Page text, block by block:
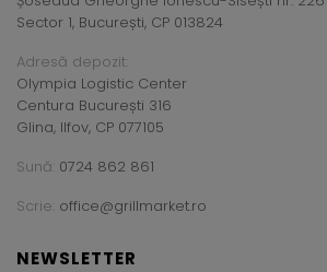
Sector 1, București, CP 013824
Adresă depozit:
Olympia Logistic Center
Centura București 316
Glina, Ilfov, CP 077105
Sună: 0724 862 861
Scrie: office@grillmarket.ro
NEWSLETTER